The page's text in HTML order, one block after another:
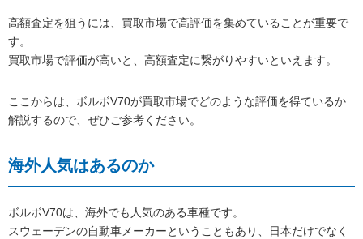
高額査定を狙うには、買取市場で高評価を集めていることが重要で
す。
買取市場で評価が高いと、高額査定に繋がりやすいといえます。
ここからは、ボルボV70が買取市場でどのような評価を得ているか
解説するので、ぜひご参考ください。
海外人気はあるのか
ボルボV70は、海外でも人気のある車種です。
スウェーデンの自動車メーカーということもあり、日本だけでなく